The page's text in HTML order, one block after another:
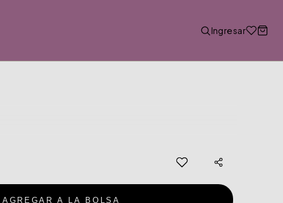
Ingresar
AGREGAR A LA BOLSA